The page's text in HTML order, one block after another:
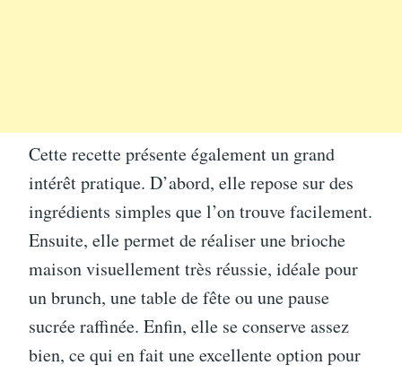
Cette recette présente également un grand
intérêt pratique. D’abord, elle repose sur des
ingrédients simples que l’on trouve facilement.
Ensuite, elle permet de réaliser une brioche
maison visuellement très réussie, idéale pour
un brunch, une table de fête ou une pause
sucrée raffinée. Enfin, elle se conserve assez
bien, ce qui en fait une excellente option pour